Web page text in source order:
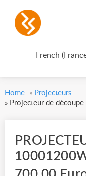
French
Home » Projecteurs
» Projecteur de